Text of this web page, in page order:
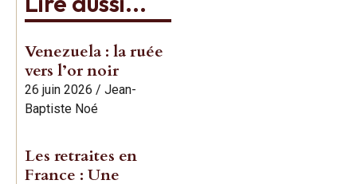
Venezuela : la ruée
vers l’or noir
26 juin 2026 / Jean-
Baptiste Noé
Les retraites en
France : Une